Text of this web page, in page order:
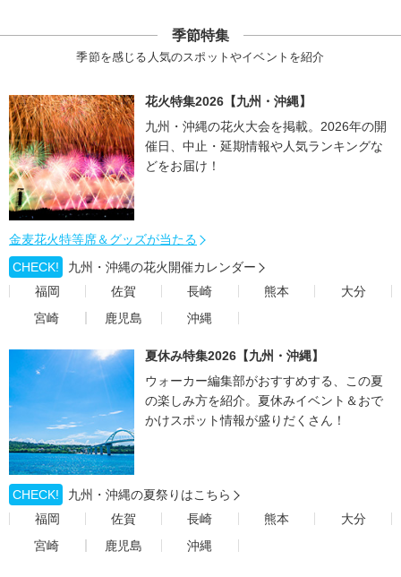
季節特集
季節を感じる人気のスポットやイベントを紹介
花火特集2026【九州・沖縄】
九州・沖縄の花火大会を掲載。2026年の開
催日、中止・延期情報や人気ランキングな
どをお届け！
金麦花火特等席＆グッズが当たる
CHECK!
九州・沖縄の花火開催カレンダー
福岡
佐賀 長崎 熊本
大分
宮崎
鹿児島 沖縄
夏休み特集2026【九州・沖縄】
ウォーカー編集部がおすすめする、この夏
の楽しみ方を紹介。夏休みイベント＆おで
かけスポット情報が盛りだくさん！
CHECK!
九州・沖縄の夏祭りはこちら
福岡
佐賀 長崎 熊本
大分
宮崎
鹿児島 沖縄